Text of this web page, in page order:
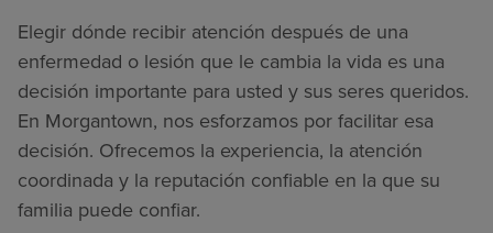
Elegir dónde recibir atención después de una
enfermedad o lesión que le cambia la vida es una
decisión importante para usted y sus seres queridos.
En Morgantown, nos esforzamos por facilitar esa
decisión. Ofrecemos la experiencia, la atención
coordinada y la reputación confiable en la que su
familia puede confiar.